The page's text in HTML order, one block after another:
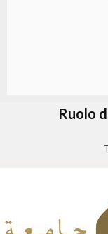
Ruolo